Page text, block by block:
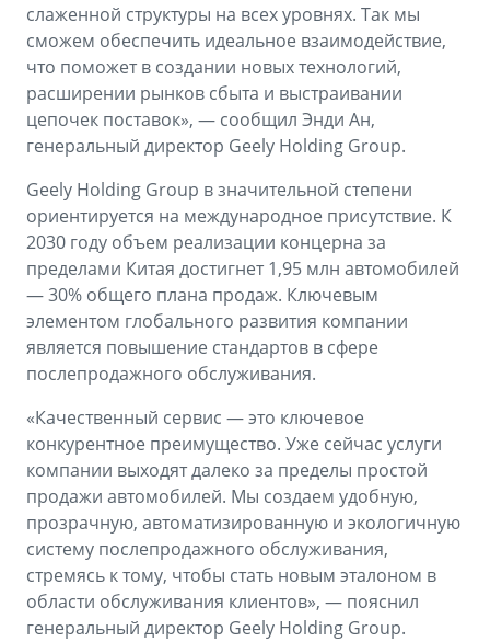
слаженной структуры на всех уровнях. Так мы
сможем обеспечить идеальное взаимодействие,
что поможет в создании новых технологий,
расширении рынков сбыта и выстраивании
цепочек поставок», — сообщил Энди Ан,
генеральный директор Geely Holding Group.
Geely Holding Group в значительной степени
ориентируется на международное присутствие. К
2030 году объем реализации концерна за
пределами Китая достигнет 1,95 млн автомобилей
— 30% общего плана продаж. Ключевым
элементом глобального развития компании
является повышение стандартов в сфере
послепродажного обслуживания.
«Качественный сервис — это ключевое
конкурентное преимущество. Уже сейчас услуги
компании выходят далеко за пределы простой
продажи автомобилей. Мы создаем удобную,
прозрачную, автоматизированную и экологичную
систему послепродажного обслуживания,
стремясь к тому, чтобы стать новым эталоном в
области обслуживания клиентов», — пояснил
генеральный директор Geely Holding Group.